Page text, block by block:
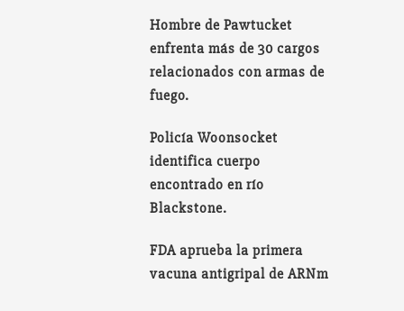
Hombre de Pawtucket
enfrenta más de 30 cargos
relacionados con armas de
fuego.
Policía Woonsocket
identifica cuerpo
encontrado en río
Blackstone.
FDA aprueba la primera
vacuna antigripal de ARNm